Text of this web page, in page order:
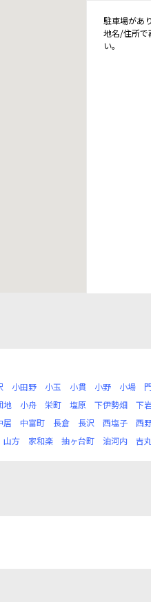
駐車場があ
地名/住所で
い。
小田野 小玉 小貫 小野 小場
地 小舟 栄町 塩原 下伊勢畑 下
居 中富町 長倉 長沢 西塩子 西
山方 家和楽 抽ヶ台町 油河内 吉丸